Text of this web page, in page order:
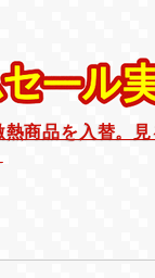
商品を入替。見